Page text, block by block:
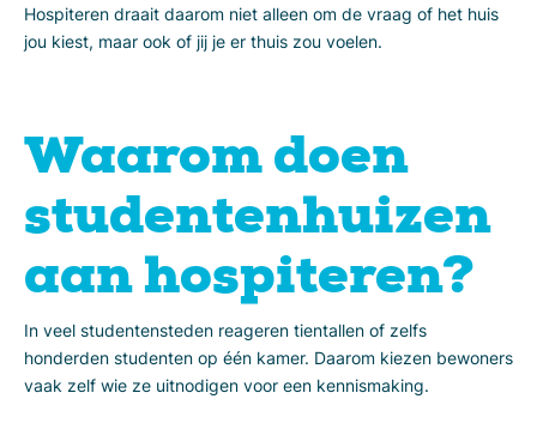
Hospiteren draait daarom niet alleen om de vraag of het huis
jou kiest, maar ook of jij je er thuis zou voelen.
Waarom doen
studentenhuizen
aan hospiteren?
In veel studentensteden reageren tientallen of zelfs
honderden studenten op één kamer. Daarom kiezen bewoners
vaak zelf wie ze uitnodigen voor een kennismaking.